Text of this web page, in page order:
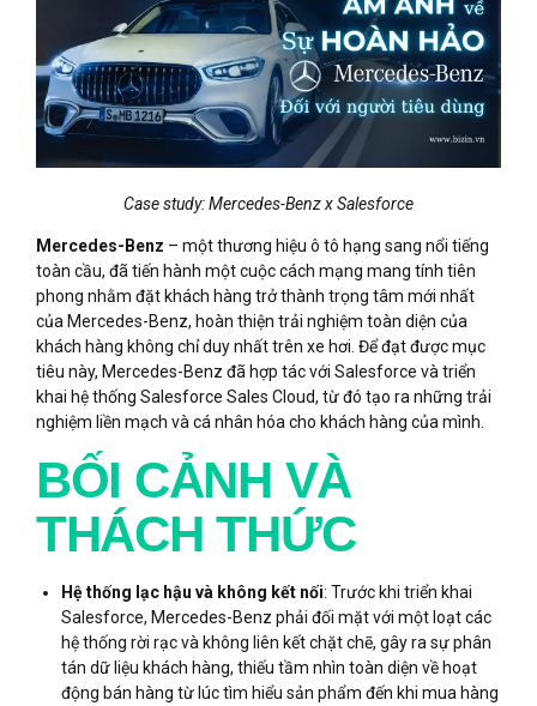
Case study: Mercedes-Benz x Salesforce
Mercedes-Benz – một thương hiệu ô tô hạng sang nổi tiếng
toàn cầu, đã tiến hành một cuộc cách mạng mang tính tiên
phong nhằm đặt khách hàng trở thành trọng tâm mới nhất
của Mercedes-Benz, hoàn thiện trải nghiệm toàn diện của
khách hàng không chỉ duy nhất trên xe hơi. Để đạt được mục
tiêu này, Mercedes-Benz đã hợp tác với Salesforce và triển
khai hệ thống Salesforce Sales Cloud, từ đó tạo ra những trải
nghiệm liền mạch và cá nhân hóa cho khách hàng của mình.
BỐI CẢNH VÀ
THÁCH THỨC
Hệ thống lạc hậu và không kết nối: Trước khi triển khai
Salesforce, Mercedes-Benz phải đối mặt với một loạt các
hệ thống rời rạc và không liên kết chặt chẽ, gây ra sự phân
tán dữ liệu khách hàng, thiếu tầm nhìn toàn diện về hoạt
động bán hàng từ lúc tìm hiểu sản phẩm đến khi mua hàng